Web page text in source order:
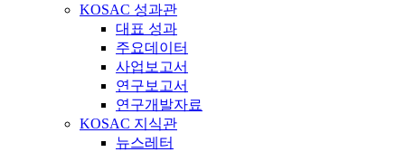
KOSAC 성과관
대표 성과
주요데이터
사업보고서
연구보고서
연구개발자료
KOSAC 지식관
뉴스레터